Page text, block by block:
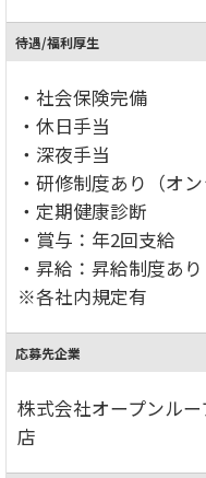
待遇/福利厚生
・社会保険完備
・休日手当
・深夜手当
・研修制度あり（オン
・定期健康診断
・賞与：年2回支給
・昇給：昇給制度あり
※各社内規定有
応募先企業
株式会社オープンル
店